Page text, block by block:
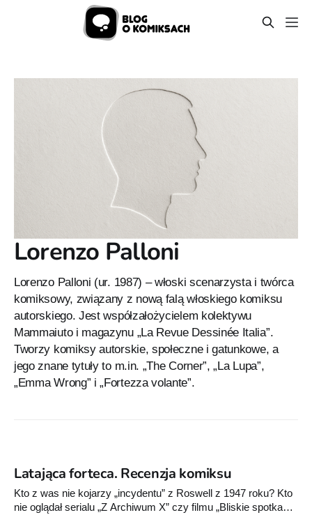
Lorenzo Palloni
Lorenzo Palloni (ur. 1987) – włoski scenarzysta i twórca
komiksowy, związany z nową falą włoskiego komiksu
autorskiego. Jest współzałożycielem kolektywu
Mammaiuto i magazynu „La Revue Dessinée Italia”.
Tworzy komiksy autorskie, społeczne i gatunkowe, a
jego znane tytuły to m.in. „The Corner”, „La Lupa”,
„Emma Wrong” i „Fortezza volante”.
Latająca forteca. Recenzja komiksu
Kto z was nie kojarzy „incydentu” z Roswell z 1947 roku? Kto
nie oglądał serialu „Z Archiwum X” czy filmu „Bliskie spotkania